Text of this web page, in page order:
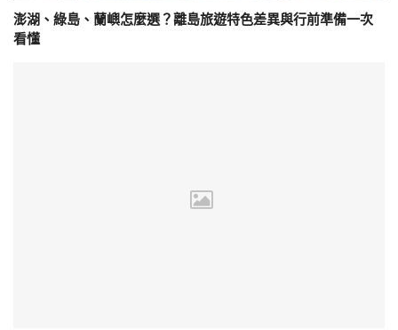
澎湖、綠島、蘭嶼怎麼選？離島旅遊特色差異與行前準備一次
看懂